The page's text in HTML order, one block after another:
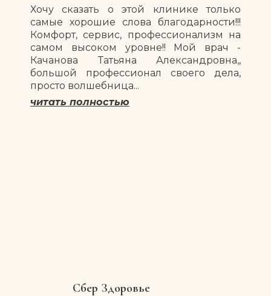
Хочу сказать о этой клинике только
самые хорошие слова благодарности!!!
Комфорт, сервис, профессионализм на
самом высоком уровне!! Мой врач -
Качанова Татьяна Александровна,,
большой профессионал своего дела,
просто волшебница...
читать полностью
Сбер Здоровье